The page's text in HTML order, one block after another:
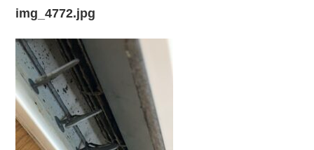
img_4772.jpg